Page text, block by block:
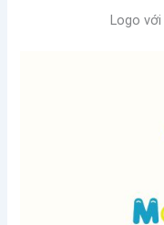
Logo